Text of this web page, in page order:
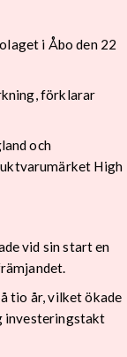
i Åbo den 22
förklarar
och
High
vid sin start en
tio år, vilket ökade
investeringstakt